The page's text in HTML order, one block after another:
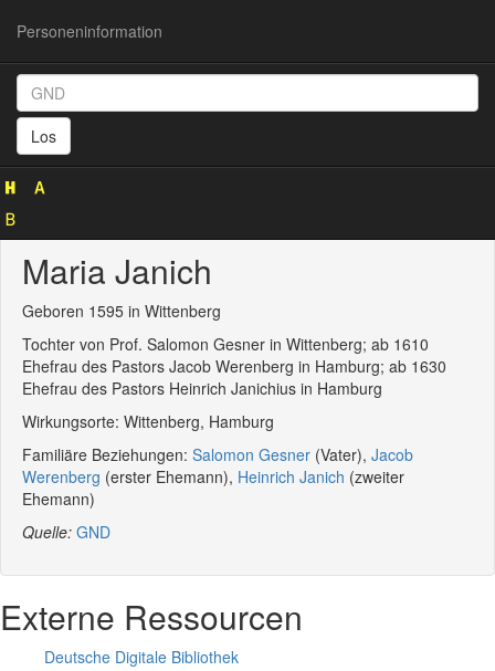
Personeninformation
Los
Personeninformation
123332257)
Maria Janich
Geboren 1595 in Wittenberg
Tochter von Prof. Salomon Gesner in Wittenberg; ab 1610
Ehefrau des Pastors Jacob Werenberg in Hamburg; ab 1630
Ehefrau des Pastors Heinrich Janichius in Hamburg
Wirkungsorte: Wittenberg, Hamburg
Familiäre Beziehungen: Salomon Gesner (Vater), Jacob
Werenberg (erster Ehemann), Heinrich Janich (zweiter
Ehemann)
Quelle: GND
Externe Ressourcen
Deutsche Digitale Bibliothek